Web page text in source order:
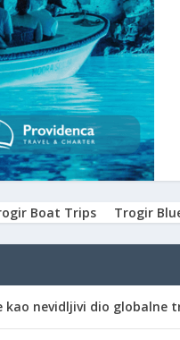
Boat Trips Trogir
kao nevidljivi dio globalne